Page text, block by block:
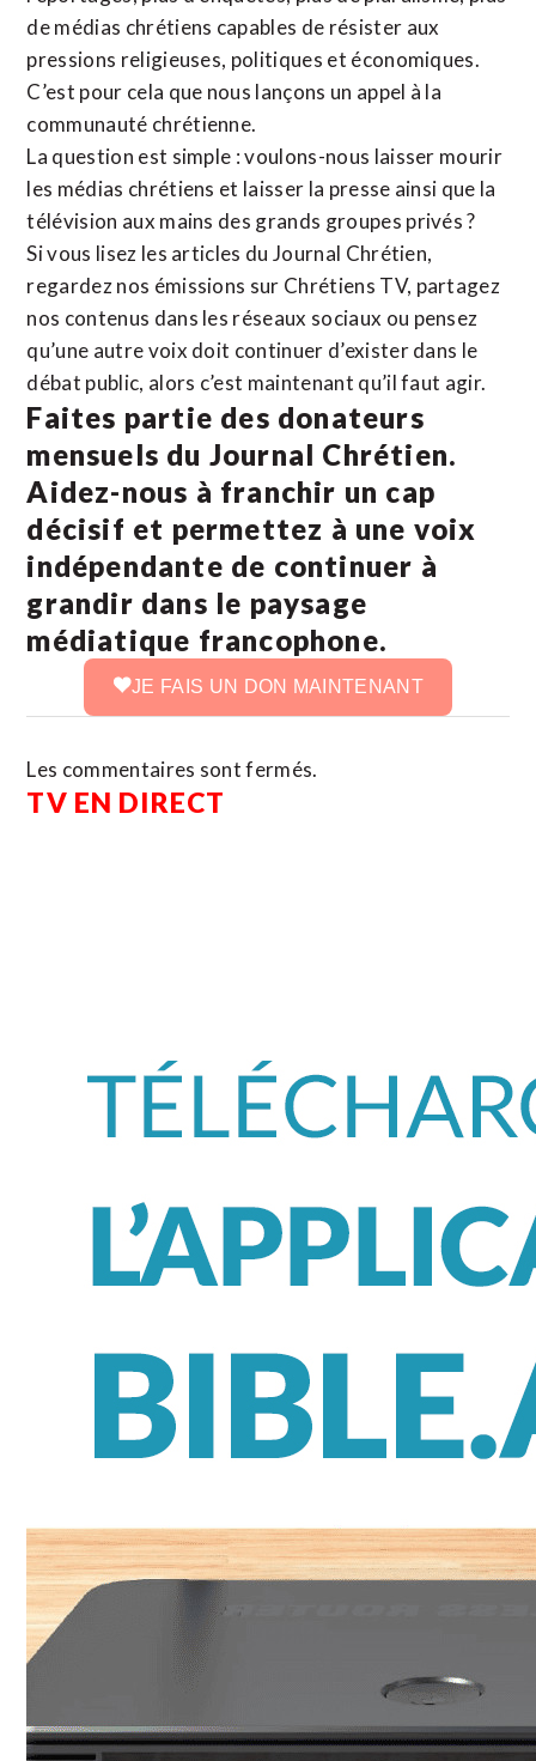
de médias chrétiens capables de résister aux
pressions religieuses, politiques et économiques.
C’est pour cela que nous lançons un appel à la
communauté chrétienne.
La question est simple : voulons-nous laisser mourir
les médias chrétiens et laisser la presse ainsi que la
télévision aux mains des grands groupes privés ?
Si vous lisez les articles du Journal Chrétien,
regardez nos émissions sur Chrétiens TV, partagez
nos contenus dans les réseaux sociaux ou pensez
qu’une autre voix doit continuer d’exister dans le
débat public, alors c’est maintenant qu’il faut agir.
Faites partie des donateurs
mensuels du Journal Chrétien.
Aidez-nous à franchir un cap
décisif et permettez à une voix
indépendante de continuer à
grandir dans le paysage
médiatique francophone.
JE FAIS UN DON MAINTENANT
Les commentaires sont fermés.
TV EN DIRECT